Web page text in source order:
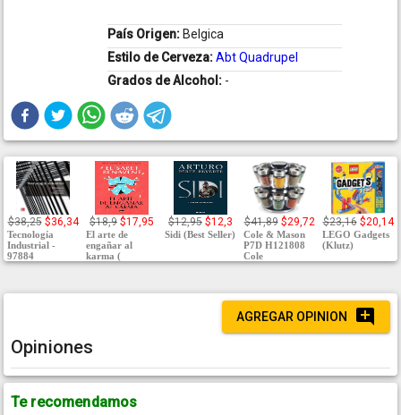
País Origen: Belgica
Estilo de Cerveza:Abt Quadrupel
Grados de Alcohol: -
$38,25 $36,34
Tecnología
Industrial -
97884
$18,9 $17,95
El arte de
engañar al
karma (
$12,95 $12,3
Sidi (Best Seller)
$41,89 $29,72
Cole & Mason
P7D H121808
Cole
$23,16 $20,14
LEGO Gadgets
(Klutz)
AGREGAR OPINION
Opiniones
Te recomendamos